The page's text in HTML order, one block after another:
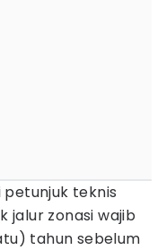
petunjuk teknis
jalur zonasi wajib
tahun sebelum